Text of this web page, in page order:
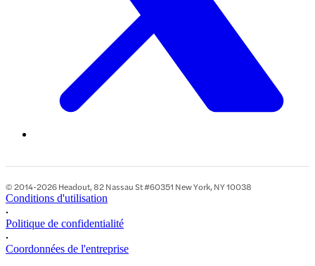
© 2014-2026 Headout, 82 Nassau St #60351 New York, NY 10038
Conditions d'utilisation
•
Politique de confidentialité
•
Coordonnées de l'entreprise